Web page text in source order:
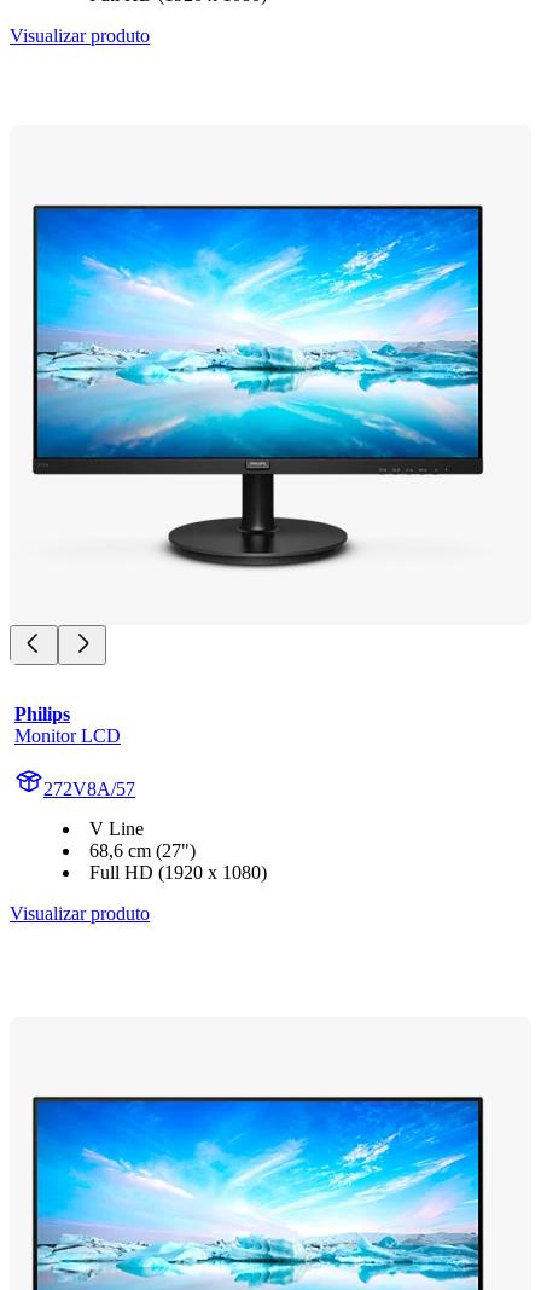
Visualizar produto
Philips
Monitor LCD
272V8A/57
V Line
68,6 cm (27")
Full HD (1920 x 1080)
Visualizar produto